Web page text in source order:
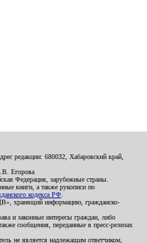
редакции: 680032, Хабаровский край,
Егорова
Федерация, зарубежные страны.
книги, а также рукописи по
кодекса РФ
хранящий информацию, гражданско-
и законные интересы граждан, либо
сообщения, переданные в пресс-релизах
не является надлежащим ответчиком,